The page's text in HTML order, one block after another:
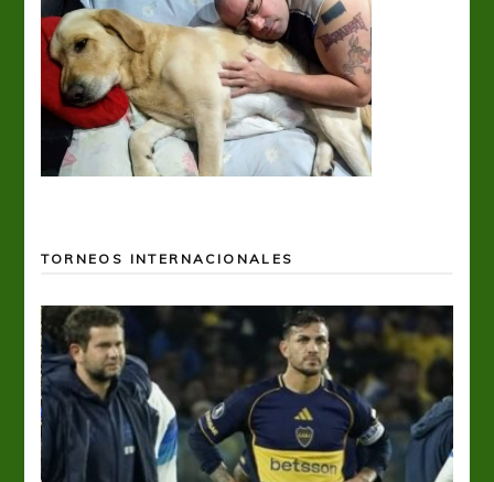
TORNEOS INTERNACIONALES